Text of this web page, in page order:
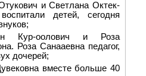
и Светлана Октек-
детей, сегодня
Кур-оолович и Роза
Роза Санааевна педагог,
дочерей;
вместе больше 40